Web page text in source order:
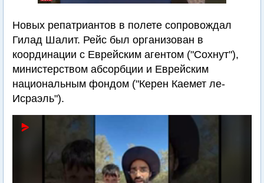
Новых репатриантов в полете сопровождал
Гилад Шалит. Рейс был организован в
координации с Еврейским агентом ("Сохнут"),
министерством абсорбции и Еврейским
национальным фондом ("Керен Каемет ле-
Исраэль").